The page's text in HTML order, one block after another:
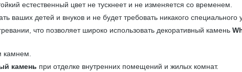
естественный цвет не тускнеет и не изменяется со временем.
ваших детей и внуков и не будет требовать никакого специального
что позволяет широко использовать декоративный камень
камнем.
камень при отделке внутренних помещений и жилых комнат.